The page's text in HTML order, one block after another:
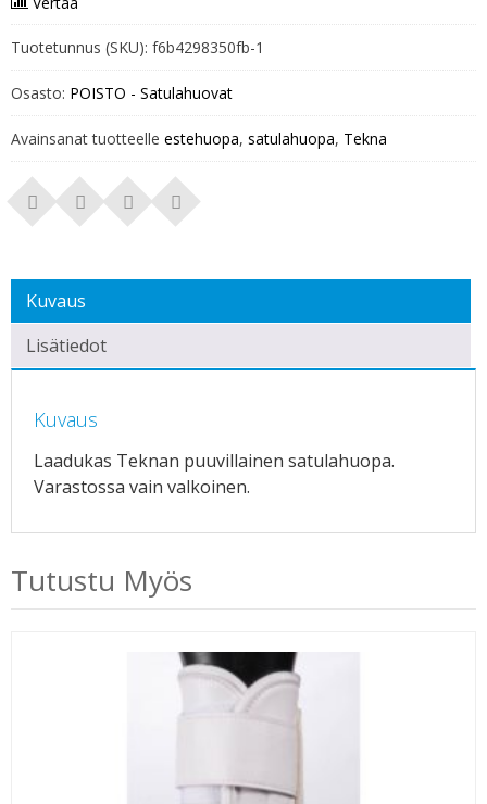
Tuotetunnus (SKU): f6b4298350fb-1
Osasto: POISTO - Satulahuovat
Avainsanat tuotteelle estehuopa, satulahuopa, Tekna
Kuvaus
Lisätiedot
Kuvaus
Laadukas Teknan puuvillainen satulahuopa.
Varastossa vain valkoinen.
Tutustu Myös